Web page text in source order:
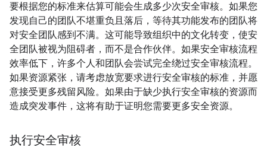
要根据您的标准来估算可能会生成多少次安全审核。如果您
发现自己的团队不堪重负且落后，等待其功能发布的团队将
对安全团队感到不满。这可能导致组织中的文化转变，使安
全团队被视为阻碍者，而不是合作伙伴。如果安全审核流程
效率低下，许多个人和团队会尝试完全绕过安全审核流程。
如果资源紧张，请考虑放宽要求进行安全审核的标准，并愿
意接受更多残留风险。如果由于缺少执行安全审核的资源而
造成突发事件，这将有助于证明您需要更多安全资源。
执行安全审核